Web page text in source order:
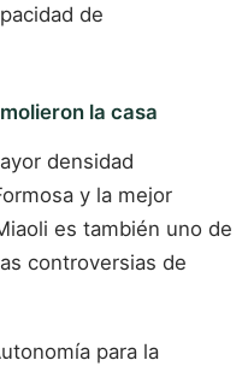
de
la casa
densidad
y la mejor
es también uno de
controversias de
para la